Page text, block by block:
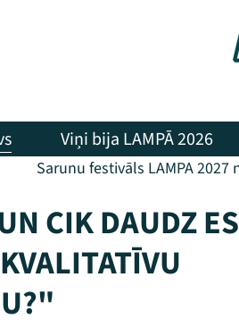
Viņi bija LAMPĀ 2026
Sarunu festivāls LAMPA 2027
CIK DAUDZ